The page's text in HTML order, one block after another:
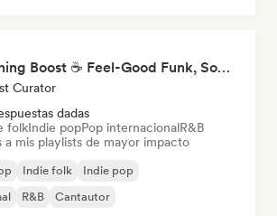
Morning Boost ☕ Feel-Good Funk, Soul & Neo-Soul to Wake Up
Curator
dadas
folkIndie popPop internacionalR&B
a mis playlists de mayor impacto
Indie folk
Indie pop
R&B Cantautor